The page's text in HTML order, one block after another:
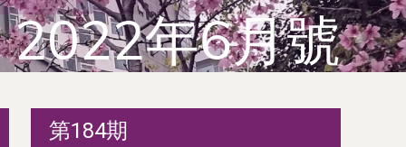
2022年6月號
第184期